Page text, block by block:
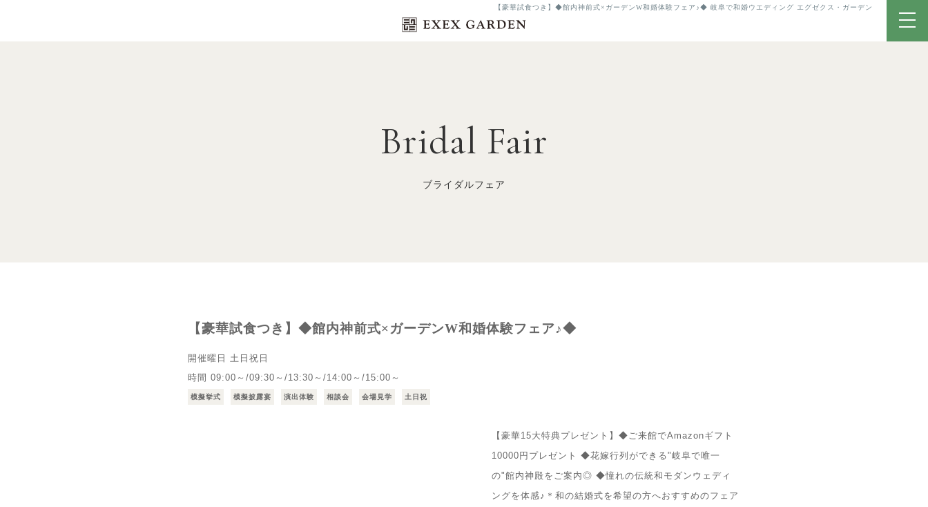
【豪華試食つき】◆館内神前式×ガーデンW和婚体験フェア♪◆ 岐阜で和婚ウエディング エグゼクス・ガーデン
Bridal Fair
ブライダルフェア
【豪華試食つき】◆館内神前式×ガーデンW和婚体験フェア♪◆
開催曜日 土日祝日
時間 09:00～/09:30～/13:30～/14:00～/15:00～
模擬挙式 模擬披露宴 演出体験 相談会 会場見学 土日祝
【豪華15大特典プレゼント】◆ご来館でAmazonギフト
10000円プレゼント ◆花嫁行列ができる"岐阜で唯一
の"館内神殿をご案内◎ ◆憧れの伝統和モダンウェディ
ングを体感♪＊和の結婚式を希望の方へおすすめのフェア